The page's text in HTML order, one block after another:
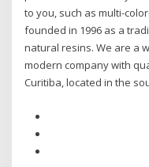
to you, such as multi-
founded in 1996 as a
natural resins. We are a
modern company with
Curitiba, located in the